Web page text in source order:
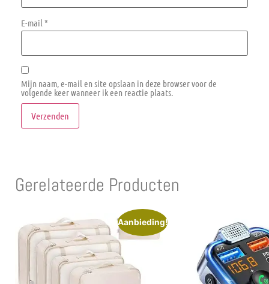
E-mail *
Mijn naam, e-mail en site opslaan in deze browser voor de
volgende keer wanneer ik een reactie plaats.
Gerelateerde Producten
Aanbieding!